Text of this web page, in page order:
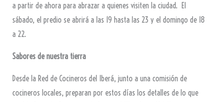
a partir de ahora para abrazar a quienes visiten la ciudad. El
sábado, el predio se abrirá a las 19 hasta las 23 y el domingo de 18
a 22.
Sabores de nuestra tierra
Desde la Red de Cocineros del Iberá, junto a una comisión de
cocineros locales, preparan por estos días los detalles de lo que